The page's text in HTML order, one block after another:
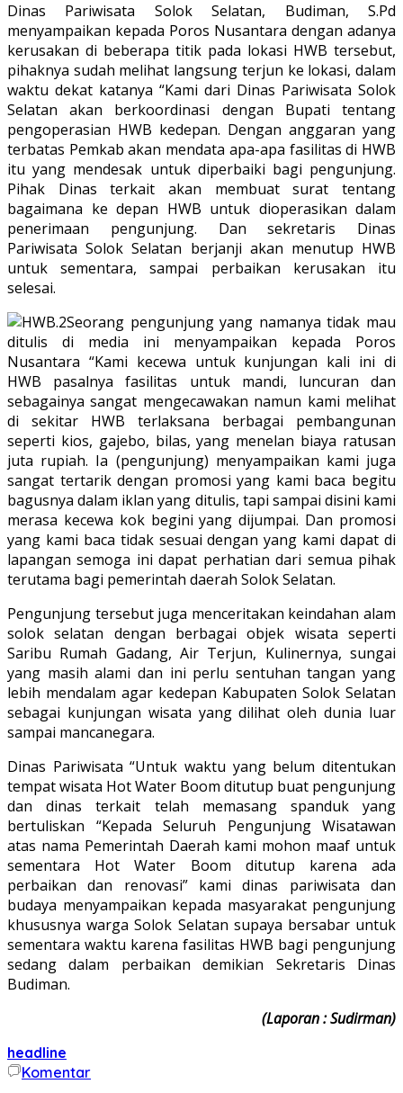
Dinas Pariwisata Solok Selatan, Budiman, S.Pd
menyampaikan kepada Poros Nusantara dengan adanya
kerusakan di beberapa titik pada lokasi HWB tersebut,
pihaknya sudah melihat langsung terjun ke lokasi, dalam
waktu dekat katanya “Kami dari Dinas Pariwisata Solok
Selatan akan berkoordinasi dengan Bupati tentang
pengoperasian HWB kedepan. Dengan anggaran yang
terbatas Pemkab akan mendata apa-apa fasilitas di HWB
itu yang mendesak untuk diperbaiki bagi pengunjung.
Pihak Dinas terkait akan membuat surat tentang
bagaimana ke depan HWB untuk dioperasikan dalam
penerimaan pengunjung. Dan sekretaris Dinas
Pariwisata Solok Selatan berjanji akan menutup HWB
untuk sementara, sampai perbaikan kerusakan itu
selesai.
Seorang pengunjung yang namanya tidak mau
ditulis di media ini menyampaikan kepada Poros
Nusantara “Kami kecewa untuk kunjungan kali ini di
HWB pasalnya fasilitas untuk mandi, luncuran dan
sebagainya sangat mengecawakan namun kami melihat
di sekitar HWB terlaksana berbagai pembangunan
seperti kios, gajebo, bilas, yang menelan biaya ratusan
juta rupiah. Ia (pengunjung) menyampaikan kami juga
sangat tertarik dengan promosi yang kami baca begitu
bagusnya dalam iklan yang ditulis, tapi sampai disini kami
merasa kecewa kok begini yang dijumpai. Dan promosi
yang kami baca tidak sesuai dengan yang kami dapat di
lapangan semoga ini dapat perhatian dari semua pihak
terutama bagi pemerintah daerah Solok Selatan.
Pengunjung tersebut juga menceritakan keindahan alam
solok selatan dengan berbagai objek wisata seperti
Saribu Rumah Gadang, Air Terjun, Kulinernya, sungai
yang masih alami dan ini perlu sentuhan tangan yang
lebih mendalam agar kedepan Kabupaten Solok Selatan
sebagai kunjungan wisata yang dilihat oleh dunia luar
sampai mancanegara.
Dinas Pariwisata “Untuk waktu yang belum ditentukan
tempat wisata Hot Water Boom ditutup buat pengunjung
dan dinas terkait telah memasang spanduk yang
bertuliskan “Kepada Seluruh Pengunjung Wisatawan
atas nama Pemerintah Daerah kami mohon maaf untuk
sementara Hot Water Boom ditutup karena ada
perbaikan dan renovasi” kami dinas pariwisata dan
budaya menyampaikan kepada masyarakat pengunjung
khususnya warga Solok Selatan supaya bersabar untuk
sementara waktu karena fasilitas HWB bagi pengunjung
sedang dalam perbaikan demikian Sekretaris Dinas
Budiman.
(Laporan : Sudirman)
headline
Komentar